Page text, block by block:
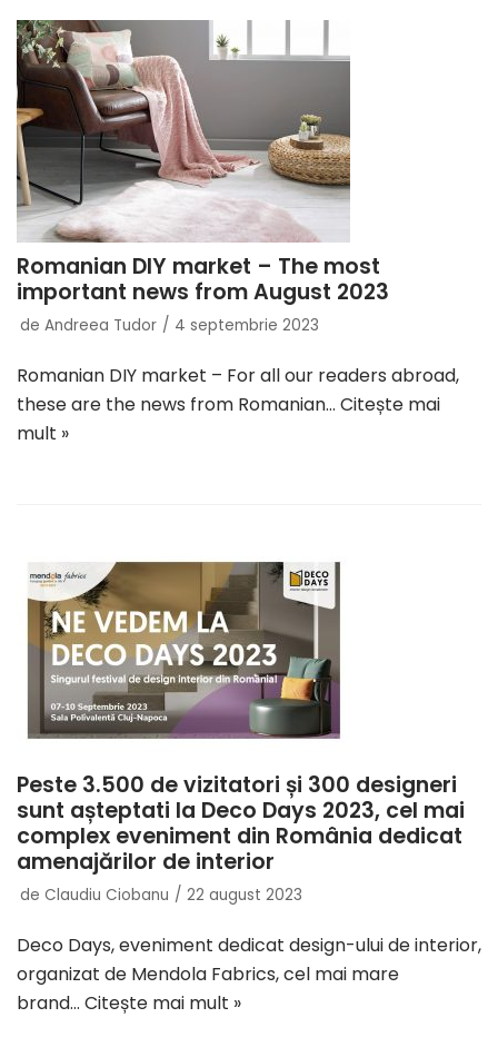
Romanian DIY market – The most
important news from August 2023
de Andreea Tudor 4 septembrie 2023
Romanian DIY market – For all our readers abroad,
these are the news from Romanian… Citește mai
mult »
Peste 3.500 de vizitatori și 300 designeri
sunt așteptati la Deco Days 2023, cel mai
complex eveniment din România dedicat
amenajărilor de interior
de Claudiu Ciobanu 22 august 2023
Deco Days, eveniment dedicat design-ului de interior,
organizat de Mendola Fabrics, cel mai mare
brand… Citește mai mult »